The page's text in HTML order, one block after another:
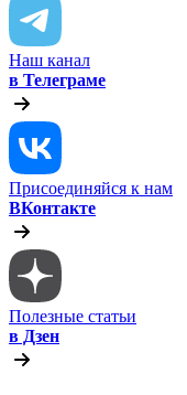
Наш канал
в Телеграме
Присоединяйся к нам
ВКонтакте
Полезные статьи
в Дзен